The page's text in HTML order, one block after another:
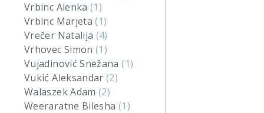
Vrbinc Alenka(1)
Vrbinc Marjeta(1)
Vrečer Natalija (4)
Vrhovec Simon(1)
Vujadinović Snežana(1)
Vukić Aleksandar(2)
Walaszek Adam(2)
Weeraratne Bilesha (1)